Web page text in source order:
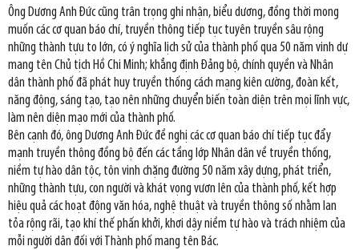
Ông Dương Anh Đức cũng trân trọng ghi nhận, biểu dương, đồng thời mong
muốn các cơ quan báo chí, truyền thông tiếp tục tuyên truyền sâu rộng
những thành tựu to lớn, có ý nghĩa lịch sử của thành phố qua 50 năm vinh dự
mang tên Chủ tịch Hồ Chi Minh; khẳng định Đảng bộ, chính quyền và Nhân
dân thành phố đã phát huy truyền thống cách mạng kiên cường, đoàn kết,
năng động, sáng tạo, tạo nên những chuyển biến toàn diện trên mọi lĩnh vực,
làm nên diện mạo mới của thành phố.
Bên cạnh đó, ông Dương Anh Đức đề nghị các cơ quan báo chí tiếp tục đẩy
mạnh truyền thông đồng bộ đến các tầng lớp Nhân dân về truyền thống,
niềm tự hào dân tộc, tôn vinh chặng đường 50 năm xây dựng, phát triển,
những thành tựu, con người và khát vọng vươn lên của thành phố, kết hợp
hiệu quả các hoạt động văn hóa, nghệ thuật và truyền thông số nhằm lan
tỏa rộng rãi, tạo khí thế phấn khởi, khơi dậy niềm tự hào và trách nhiệm của
mỗi người dân đối với Thành phố mang tên Bác.